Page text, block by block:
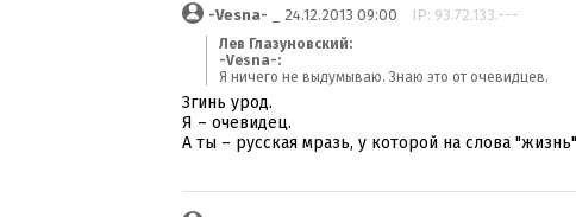
-Vesna- _ 24.12.2013 09:00 IP: 93.72.133.---
Лев Глазуновский:
-Vesna-:
Я ничего не выдумываю. Знаю это от очевидцев.
Згинь урод.
Я – очевидец.
А ты – русская мразь, у которой на слова